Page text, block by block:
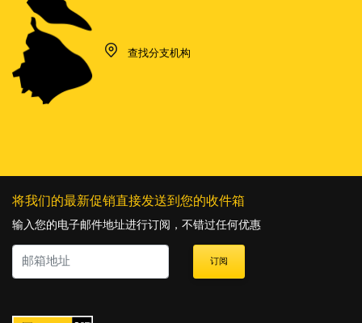
查找分支机构
将我们的最新促销直接发送到您的收件箱
输入您的电子邮件地址进行订阅，不错过任何优惠
订阅